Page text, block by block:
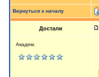
Вернуться к началу
Достали
Академ.